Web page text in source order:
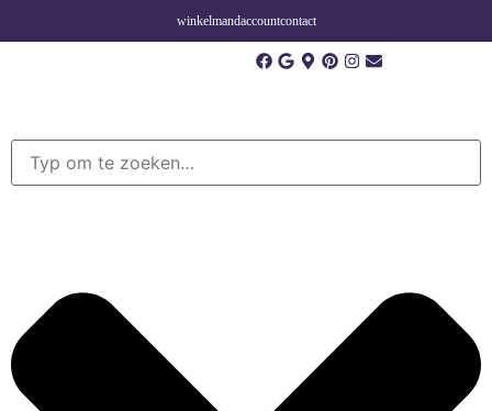
winkelmandaccountcontact